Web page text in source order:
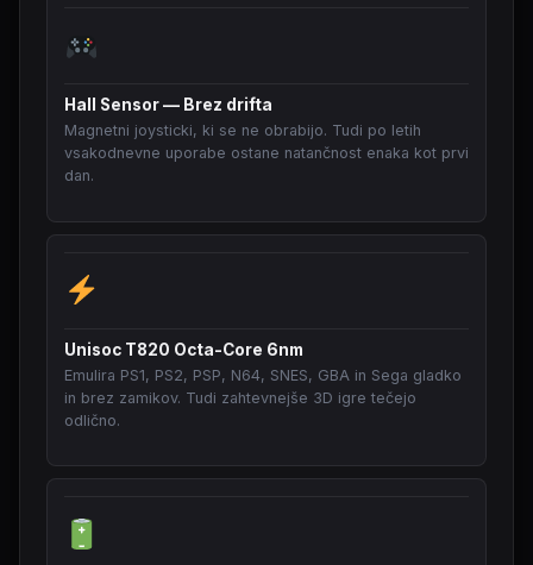
Hall Sensor — Brez drifta
Magnetni joysticki, ki se ne obrabijo. Tudi po letih
vsakodnevne uporabe ostane natančnost enaka kot prvi
dan.
Unisoc T820 Octa-Core 6nm
Emulira PS1, PS2, PSP, N64, SNES, GBA in Sega gladko
in brez zamikov. Tudi zahtevnejše 3D igre tečejo
odlično.